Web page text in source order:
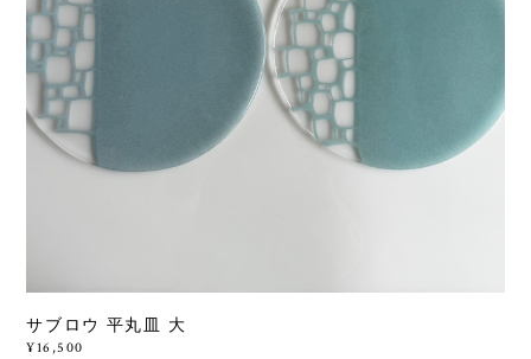
サブロウ 平丸皿 大
¥16,500